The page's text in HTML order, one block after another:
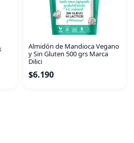
Almidón de Mandioca Vegano
y Sin Gluten 500 grs Marca
Dilici
$6.190